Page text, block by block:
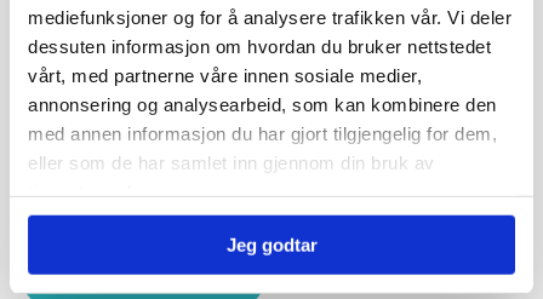
mediefunksjoner og for å analysere trafikken vår. Vi deler
dessuten informasjon om hvordan du bruker nettstedet
vårt, med partnerne våre innen sosiale medier,
annonsering og analysearbeid, som kan kombinere den
med annen informasjon du har gjort tilgjengelig for dem,
eller som de har samlet inn gjennom din bruk av
Jeg godtar
KLAR FOR EN POSITIV
ENDRING?
Kontakt oss